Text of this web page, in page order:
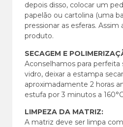
depois disso, colocar um
papelão ou cartolina (uma
pressionar as esferas.
produto.
SECAGEM E
Aconselhamos para perfeita
vidro, deixar a estampa
aproximadamente 2 horas
estufa por 3 minutos a
LIMPEZA DA MATRIZ:
A matriz deve ser limpa